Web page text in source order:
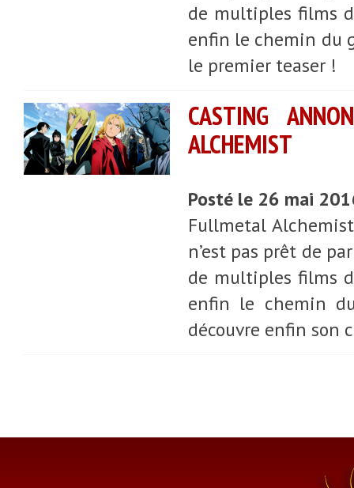
de multiples films
enfin le chemin du
le premier teaser !
CASTING
ALCHEMIST
Posté le 26 mai
Fullmetal
n’est pas prêt de
de multiples films
enfin le chemin
découvre enfin son